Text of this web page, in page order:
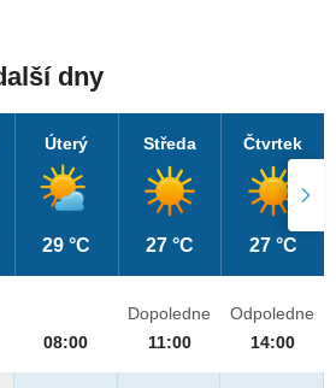
dny
Úterý
29 °C
Středa
27 °C
Čtvrtek
27 °C
08:00
Dopoledne
11:00
Odpoledne
14:00